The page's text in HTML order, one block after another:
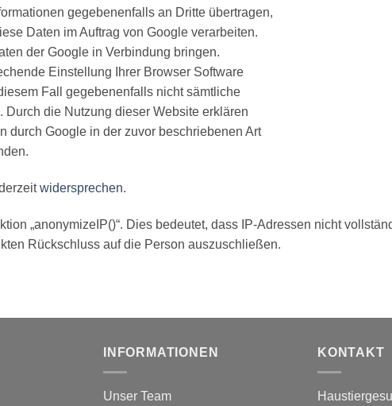
gegebenenfalls an Dritte übertragen,
Daten im Auftrag von Google verarbeiten.
der Google in Verbindung bringen.
Einstellung Ihrer Browser Software
Fall gegebenenfalls nicht sämtliche
die Nutzung dieser Website erklären
durch Google in der zuvor beschriebenen Art
widersprechen.
„anonymizeIP()“. Dies bedeutet, dass IP-Adressen nicht
Rückschluss auf die Person auszuschließen.
INFORMATIONEN
Unser Team
KONTAKT